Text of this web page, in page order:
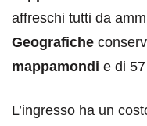
affreschi tutti da
Geografiche
mappamondi e di
L’ingresso ha un